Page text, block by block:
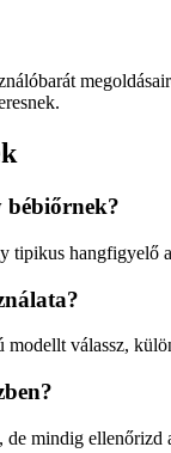
bébiőrnek?
tipikus hangfigyelő
válassz,
de mindig